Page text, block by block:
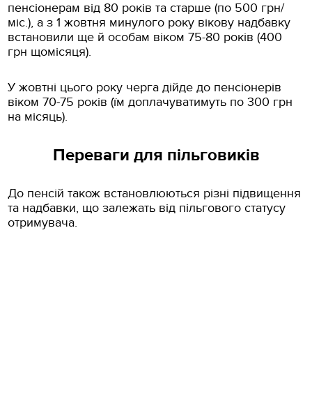
пенсіонерам від 80 років та старше (по 500 грн/
міс.), а з 1 жовтня минулого року вікову надбавку
встановили ще й особам віком 75-80 років (400
грн щомісяця).
У жовтні цього року черга дійде до пенсіонерів
віком 70-75 років (їм доплачуватимуть по 300 грн
на місяць).
Переваги для пільговиків
До пенсій також встановлюються різні підвищення
та надбавки, що залежать від пільгового статусу
отримувача.